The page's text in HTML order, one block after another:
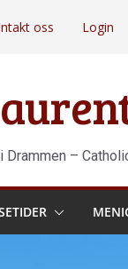
oss Login
–